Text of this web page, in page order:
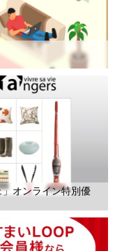
オンライン特別優